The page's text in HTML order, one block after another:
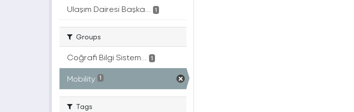
Ulaşım Dairesi Başka... 1
Groups
Coğrafi Bilgi Sistem... 1
Mobility 1
Tags